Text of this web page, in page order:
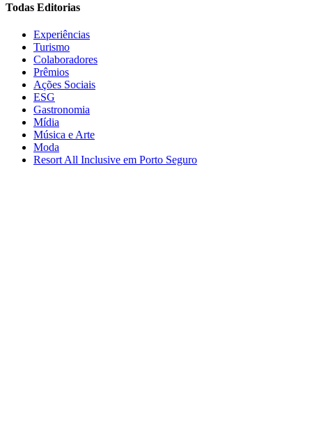
Todas Editorias
Experiências
Turismo
Colaboradores
Prêmios
Ações Sociais
ESG
Gastronomia
Mídia
Música e Arte
Moda
Resort All Inclusive em Porto Seguro